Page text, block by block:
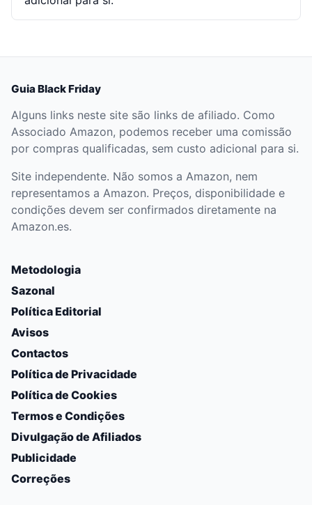
Guia Black Friday
Alguns links neste site são links de afiliado. Como
Associado Amazon, podemos receber uma comissão
por compras qualificadas, sem custo adicional para si.
Site independente. Não somos a Amazon, nem
representamos a Amazon. Preços, disponibilidade e
condições devem ser confirmados diretamente na
Amazon.es.
Metodologia
Sazonal
Política Editorial
Avisos
Contactos
Política de Privacidade
Política de Cookies
Termos e Condições
Divulgação de Afiliados
Publicidade
Correções